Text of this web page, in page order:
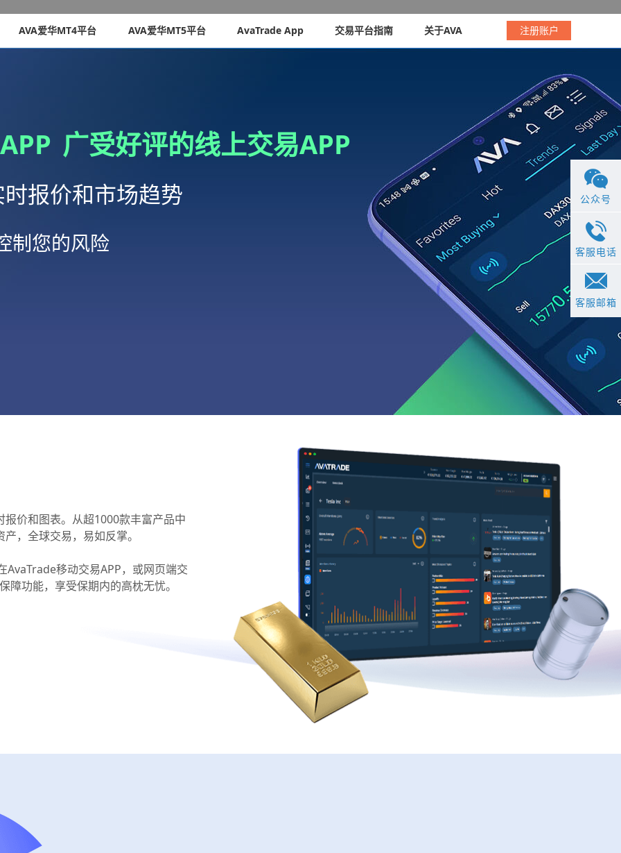
AVA爱华MT4平台 AVA爱华MT5平台 AvaTrade App 交易平台指南 关于AVA 注册账户
广受好评的线上交易APP
报价和市场趋势
制您的风险
价和图表。从超1000款丰富产品中
，全球交易，易如反掌。
移动交易APP，或网页端交
功能，享受保期内的高枕无忧。
公众号
客服电话
客服邮箱